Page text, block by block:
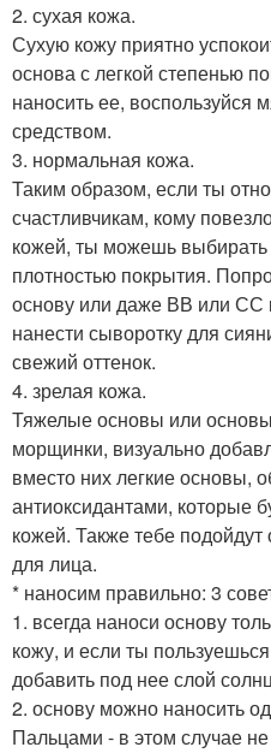
2. сухая кожа.
Сухую кожу приятно
основа с легкой степенью
наносить ее,
средством.
3. нормальная кожа.
Таким образом, если ты
счастливчикам, кому
кожей, ты можешь выбирать
плотностью покрытия.
основу или даже ВВ или СС
нанести сыворотку для
свежий оттенок.
4. зрелая кожа.
Тяжелые основы или
морщинки, визуально
вместо них легкие основы,
антиоксидантами, которые
кожей. Также тебе
для лица.
* наносим правильно: 3
1. всегда наноси основу
кожу, и если ты
добавить под нее слой
2. основу можно наносить
Пальцами - в этом случае